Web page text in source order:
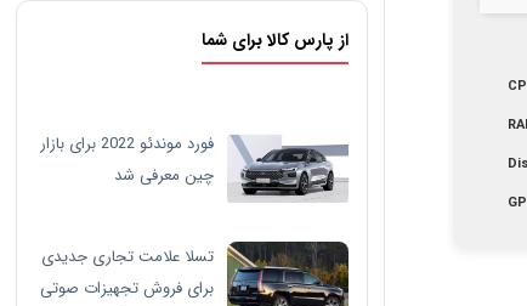
از پارس کالا برای شما
فورد موندئو 2022 برای بازار
چین معرفی شد
تسلا علامت تجاری جدیدی
برای فروش تجهیزات صوتی